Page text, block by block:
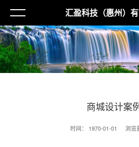
汇盈科技（惠州）
商城设计案
时间： 1970-01-01 浏览